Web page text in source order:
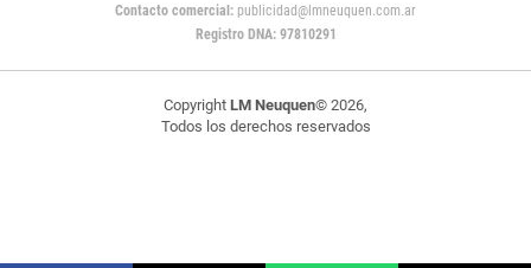
Contacto comercial: publicidad@lmneuquen.com.ar
Registro DNA: 97810291
Copyright LM Neuquen© 2026,
Todos los derechos reservados